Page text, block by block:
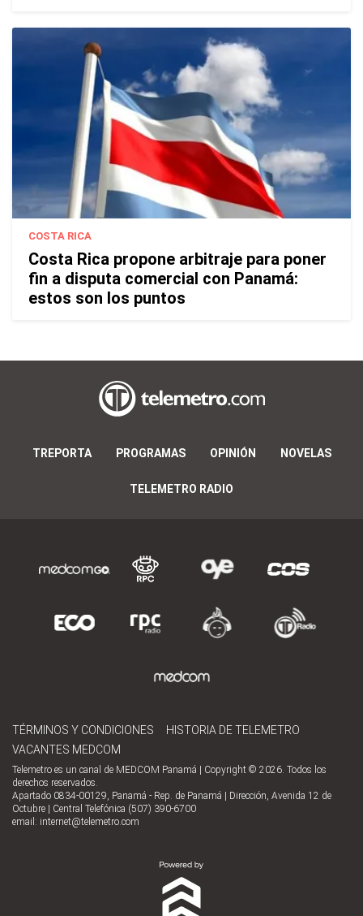
COSTA RICA
Costa Rica propone arbitraje para poner
fin a disputa comercial con Panamá:
estos son los puntos
TREPORTA PROGRAMAS OPINIÓN NOVELAS
TELEMETRO RADIO
TÉRMINOS Y CONDICIONES
HISTORIA DE TELEMETRO
VACANTES MEDCOM
Telemetro es un canal de MEDCOM Panamá | Copyright © 2026. Todos los
derechos reservados.
Apartado 0834-00129, Panamá - Rep. de Panamá | Dirección, Avenida 12 de
Octubre | Central Telefónica (507) 390-6700
email: internet@telemetro.com